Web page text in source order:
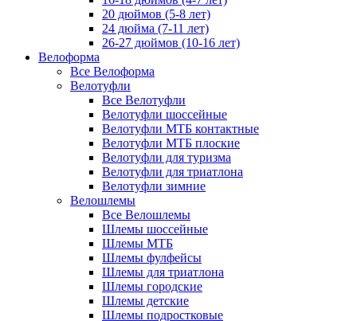
20 дюймов (5-8 лет)
24 дюйма (7-11 лет)
26-27 дюймов (10-16 лет)
Велоформа
Все Велоформа
Велотуфли
Все Велотуфли
Велотуфли шоссейные
Велотуфли МТБ контактные
Велотуфли МТБ плоские
Велотуфли для туризма
Велотуфли для триатлона
Велотуфли зимние
Велошлемы
Все Велошлемы
Шлемы шоссейные
Шлемы МТБ
Шлемы фулфейсы
Шлемы для триатлона
Шлемы городские
Шлемы детские
Шлемы подростковые